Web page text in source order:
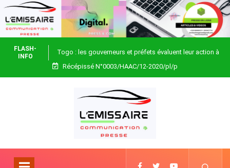
FLASH-
INFO
Togo : les gouverneurs et préfets évaluent leur action à
Blitta
Récépissé N°0003/HAAC/12-2020/pl/p